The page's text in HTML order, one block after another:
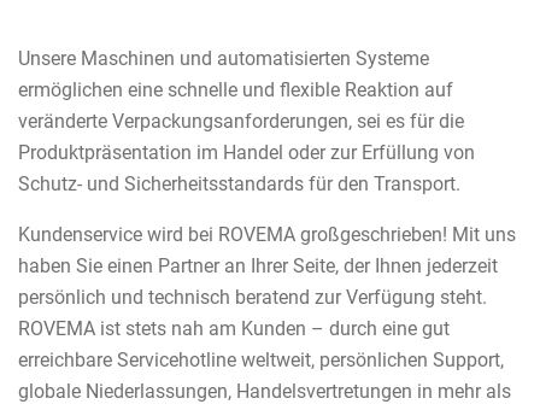
Unsere Maschinen und automatisierten Systeme
ermöglichen eine schnelle und flexible Reaktion auf
veränderte Verpackungsanforderungen, sei es für die
Produktpräsentation im Handel oder zur Erfüllung von
Schutz- und Sicherheitsstandards für den Transport.
Kundenservice wird bei ROVEMA großgeschrieben! Mit uns
haben Sie einen Partner an Ihrer Seite, der Ihnen jederzeit
persönlich und technisch beratend zur Verfügung steht.
ROVEMA ist stets nah am Kunden – durch eine gut
erreichbare Servicehotline weltweit, persönlichen Support,
globale Niederlassungen, Handelsvertretungen in mehr als